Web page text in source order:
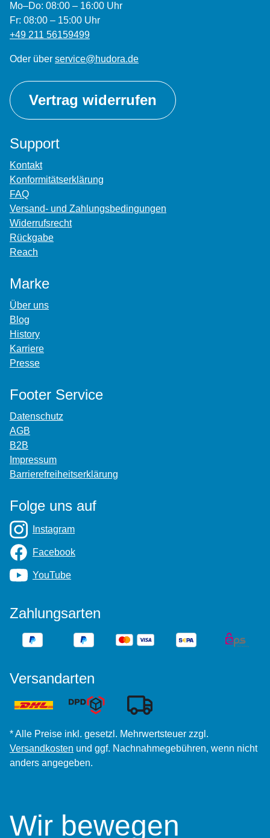
Mo–Do: 08:00 – 16:00 Uhr
Fr: 08:00 – 15:00 Uhr
+49 211 56159499
Oder über service@hudora.de
Vertrag widerrufen
Support
Kontakt
Konformitätserklärung
FAQ
Versand- und Zahlungsbedingungen
Widerrufsrecht
Rückgabe
Reach
Marke
Über uns
Blog
History
Karriere
Presse
Footer Service
Datenschutz
AGB
B2B
Impressum
Barrierefreiheitserklärung
Folge uns auf
Instagram
Facebook
YouTube
Zahlungsarten
Versandarten
* Alle Preise inkl. gesetzl. Mehrwertsteuer zzgl.
Versandkosten und ggf. Nachnahmegebühren, wenn nicht
anders angegeben.
Wir bewegen